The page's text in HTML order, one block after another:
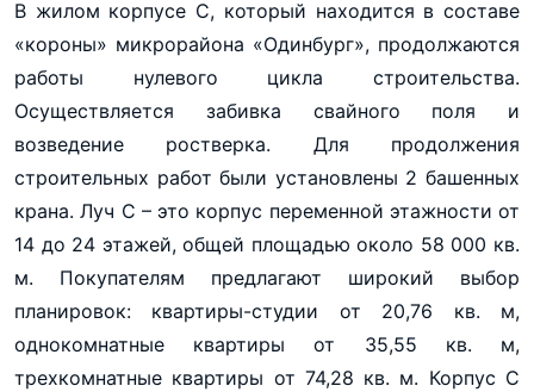
В жилом корпусе С, который находится в составе
«короны» микрорайона «Одинбург», продолжаются
работы нулевого цикла строительства.
Осуществляется забивка свайного поля и
возведение ростверка. Для продолжения
строительных работ были установлены 2 башенных
крана. Луч С – это корпус переменной этажности от
14 до 24 этажей, общей площадью около 58 000 кв.
м. Покупателям предлагают широкий выбор
планировок: квартиры-студии от 20,76 кв. м,
однокомнатные квартиры от 35,55 кв. м,
трехкомнатные квартиры от 74,28 кв. м. Корпус С